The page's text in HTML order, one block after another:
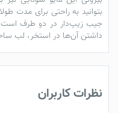
بتوانید به راحتی برای مدت
جیب زیپ‌دار در دو طرف است
داشتن آن‌ها در استخر، لب
نظرات کاربران